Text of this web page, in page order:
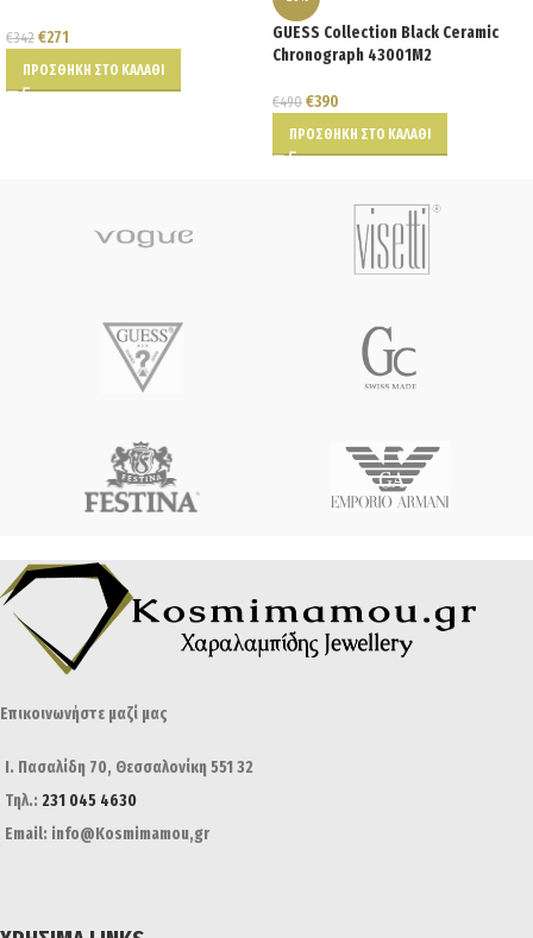
€342 €271
ΠΡΟΣΘΉΚΗ ΣΤΟ ΚΑΛΆΘΙ
GUESS Collection Black Ceramic
Chronograph 43001M2
€490 €390
ΠΡΟΣΘΉΚΗ ΣΤΟ ΚΑΛΆΘΙ
Επικοινωνήστε μαζί μας
Ι. Πασαλίδη 70, Θεσσαλονίκη 551 32
Τηλ.: 231 045 4630
Email: info@Kosmimamou,gr